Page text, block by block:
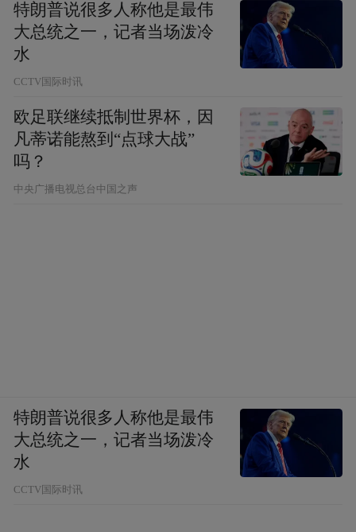
特朗普说很多人称他是最伟
大总统之一，记者当场泼冷
水
CCTV国际时讯
欧足联继续抵制世界杯，因
凡蒂诺能熬到“点球大战”
吗？
中央广播电视总台中国之声
特朗普说很多人称他是最伟
大总统之一，记者当场泼冷
水
CCTV国际时讯